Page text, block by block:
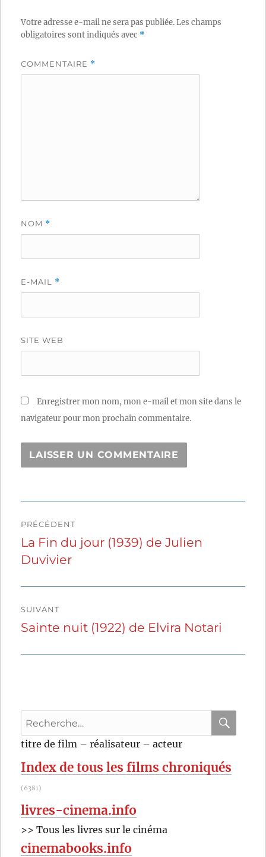
Votre adresse e-mail ne sera pas publiée.Les champs
obligatoires sont indiqués avec *
COMMENTAIRE *
NOM *
E-MAIL *
SITE WEB
Enregistrer mon nom, mon e-mail et mon site dans le
navigateur pour mon prochain commentaire.
de
l’article
PRÉCÉDENT
Publication
précédente :
La Fin du jour (1939) de Julien
Duvivier
SUIVANT
Publication
Sainte nuit (1922) de Elvira Notari
Recherche
pour
:
titre de film – réalisateur – acteur
Index de tous les films chroniqués
(6381)
livres-cinema.info
>> Tous les livres sur le cinéma
cinemabooks.info